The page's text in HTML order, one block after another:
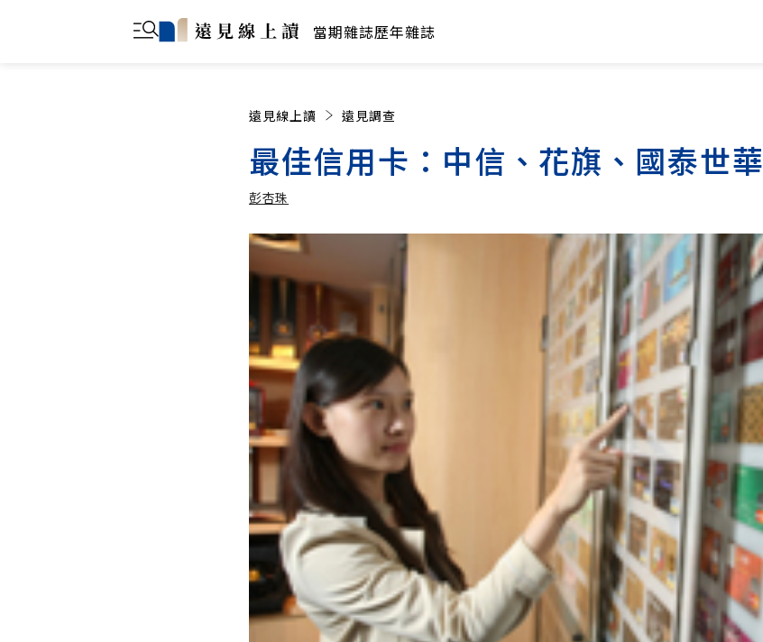
當期雜誌歷年雜誌
遠見線上讀 遠見調查
最佳信用卡：中信、花旗、國泰世華
彭杏珠